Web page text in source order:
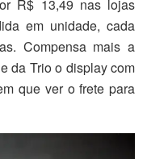
R$ 13,49 nas lojas
em unidade, cada
Compensa mais a
da Trio o display com
que ver o frete para